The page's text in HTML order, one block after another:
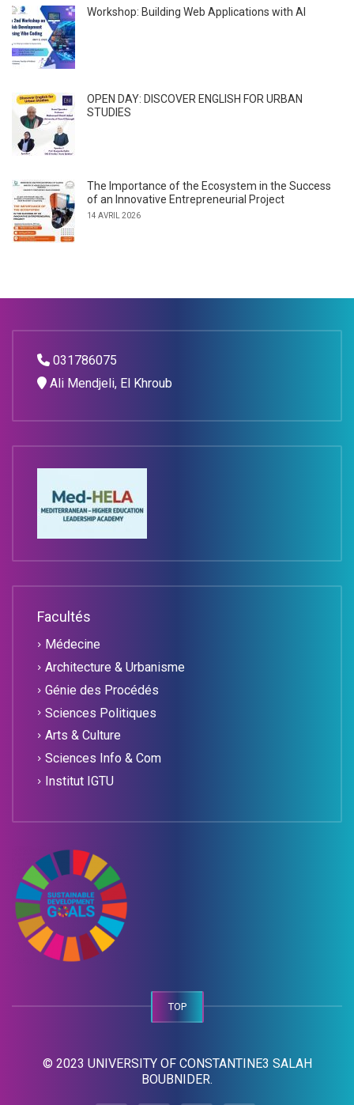
Workshop: Building Web Applications with AI
OPEN DAY: DISCOVER ENGLISH FOR URBAN
STUDIES
The Importance of the Ecosystem in the Success
of an Innovative Entrepreneurial Project
14 AVRIL 2026
031786075
Ali Mendjeli, El Khroub
Facultés
Médecine
Architecture & Urbanisme
Génie des Procédés
Sciences Politiques
Arts & Culture
Sciences Info & Com
Institut IGTU
TOP
© 2023 UNIVERSITY OF CONSTANTINE3 SALAH
BOUBNIDER.